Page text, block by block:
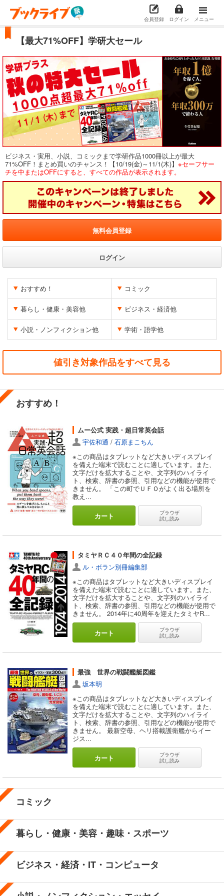
会員登録 ログイン メニュー
【最大71%OFF】学研大セール
ビジネス・実用、小説、コミックまで学研作品1000冊以上が最大
71%OFF！まとめ買いのチャンス！【10/19(金)～11/1(木)】 ※セーフサー
チを中またはOFFにすると、すべての作品が表示されます。
無料会員登録
ログイン
おすすめ！ コミック
暮らし・健康・美容他 ビジネス・経済他
小説・ノンフィクション他 学術・語学他
値引き対象作品をすべて見る
おすすめ！
ムー公式 実践・超日常英会話
宇佐和通 / 石原まこちん
※この商品はタブレットなど大きいディスプレイ
を備えた端末で読むことに適しています。また、
文字だけを拡大することや、文字列のハイライ
ト、検索、辞書の参照、引用などの機能が使用で
きません。 「この町でＵＦＯがよく出る場所を
教え...
カート
ブラウザ
試し読み
タミヤＲＣ４０年間の全記録
ル・ボラン別冊編集部
※この商品はタブレットなど大きいディスプレイ
を備えた端末で読むことに適しています。また、
文字だけを拡大することや、文字列のハイライ
ト、検索、辞書の参照、引用などの機能が使用で
きません。 2014年に40周年を迎えたタミヤR...
カート
ブラウザ
試し読み
最強 世界の戦闘艦艇図鑑
坂本明
※この商品はタブレットなど大きいディスプレイ
を備えた端末で読むことに適しています。また、
文字だけを拡大することや、文字列のハイライ
ト、検索、辞書の参照、引用などの機能が使用で
きません。 最新空母、ヘリ搭載護衛艦からイー
ジス...
カート
ブラウザ
試し読み
コミック
暮らし・健康・美容・趣味・スポーツ
ビジネス・経済・IT・コンピュータ